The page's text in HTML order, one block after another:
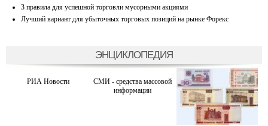
3 правила для успешной торговли мусорными акциями
Лучший вариант для убыточных торговых позиций на рынке Форекс
ЭНЦИКЛОПЕДИЯ
РИА Новости
СМИ - средства массовой
информации